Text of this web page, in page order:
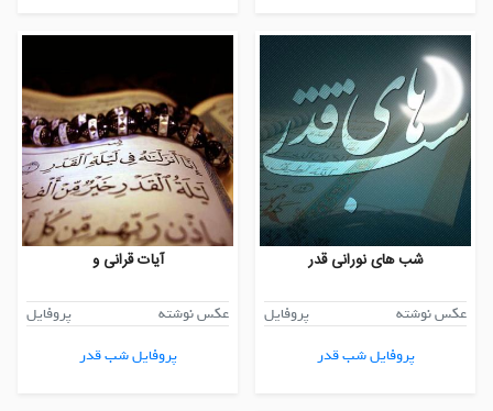
شب های نورانی قدر
عکس نوشته
پروفایل
پروفایل شب قدر
آیات قرانی و
عکس نوشته
پروفایل
پروفایل شب قدر